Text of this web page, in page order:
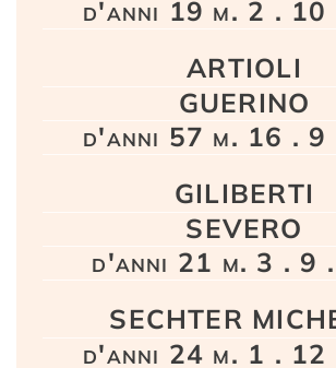
d'anni 19 m. 2 .
ARTIOLI
GUERINO
d'anni 57 m. 16 .
GILIBERTI
SEVERO
d'anni 21 m. 3 . 9
SECHTER
d'anni 24 m. 1 .